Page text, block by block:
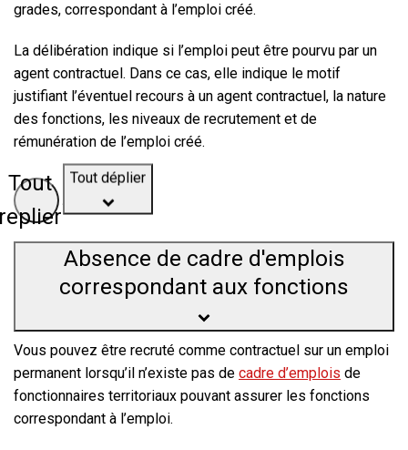
grades, correspondant à l’emploi créé.
La délibération indique si l’emploi peut être pourvu par un
agent contractuel. Dans ce cas, elle indique le motif
justifiant l’éventuel recours à un agent contractuel, la nature
des fonctions, les niveaux de recrutement et de
rémunération de l’emploi créé.
Tout
Tout déplier
Absence de cadre d'emplois
correspondant aux fonctions
Vous pouvez être recruté comme contractuel sur un emploi
permanent lorsqu’il n’existe pas de cadre d’emplois de
fonctionnaires territoriaux pouvant assurer les fonctions
correspondant à l’emploi.